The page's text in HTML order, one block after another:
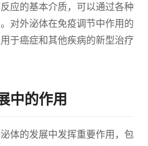
应的基本介质，可以通过各种
对外泌体在免疫调节中作用的
于癌症和其他疾病的新型治疗
中的作用
体的发展中发挥重要作用，包